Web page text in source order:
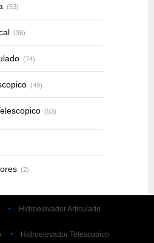
(53)
(36)
(74)
(49)
(53)
(2)
Hidroelevador Articulado
Hidroelevador Telescopico